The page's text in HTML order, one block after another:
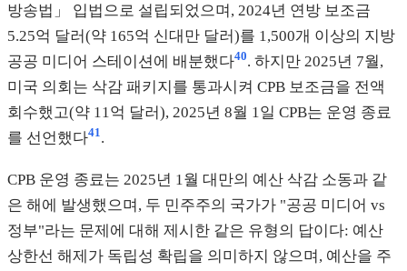
방송법」 입법으로 설립되었으며, 2024년 연방 보조금
5.25억 달러(약 165억 신대만 달러)를 1,500개 이상의 지방
공공 미디어 스테이션에 배분했다40. 하지만 2025년 7월,
미국 의회는 삭감 패키지를 통과시켜 CPB 보조금을 전액
회수했고(약 11억 달러), 2025년 8월 1일 CPB는 운영 종료
를 선언했다41.
CPB 운영 종료는 2025년 1월 대만의 예산 삭감 소동과 같
은 해에 발생했으며, 두 민주주의 국가가 "공공 미디어 vs
정부"라는 문제에 대해 제시한 같은 유형의 답이다: 예산
상한선 해제가 독립성 확립을 의미하지 않으며, 예산을 주